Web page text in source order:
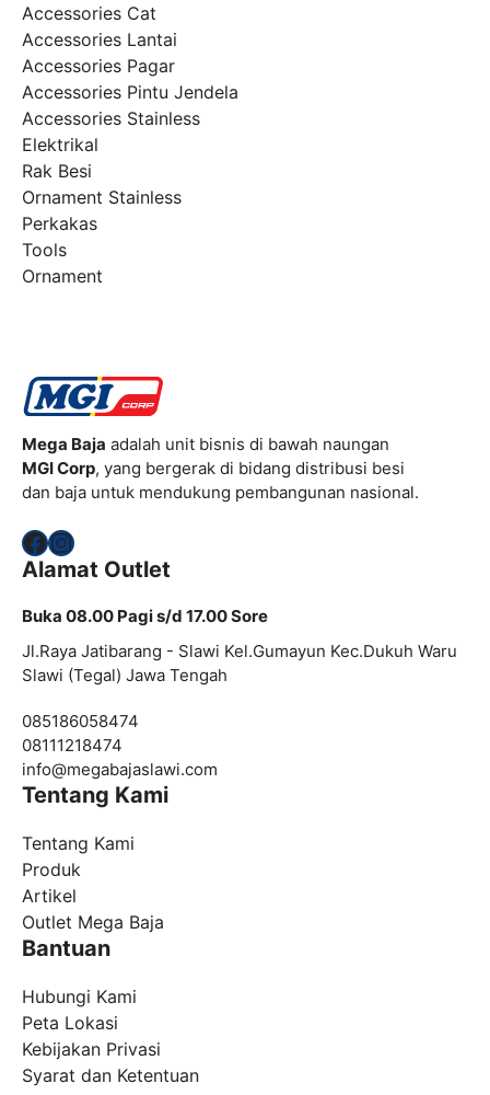
Accessories Cat
Accessories Lantai
Accessories Pagar
Accessories Pintu Jendela
Accessories Stainless
Elektrikal
Rak Besi
Ornament Stainless
Perkakas
Tools
Ornament
Mega Baja adalah unit bisnis di bawah naungan
MGI Corp, yang bergerak di bidang distribusi besi
dan baja untuk mendukung pembangunan nasional.
Facebook
Instagram
Alamat Outlet
Buka 08.00 Pagi s/d 17.00 Sore
Jl.Raya Jatibarang - Slawi Kel.Gumayun Kec.Dukuh Waru
Slawi (Tegal) Jawa Tengah
085186058474
08111218474
info@megabajaslawi.com
Tentang Kami
Tentang Kami
Produk
Artikel
Outlet Mega Baja
Bantuan
Hubungi Kami
Peta Lokasi
Kebijakan Privasi
Syarat dan Ketentuan